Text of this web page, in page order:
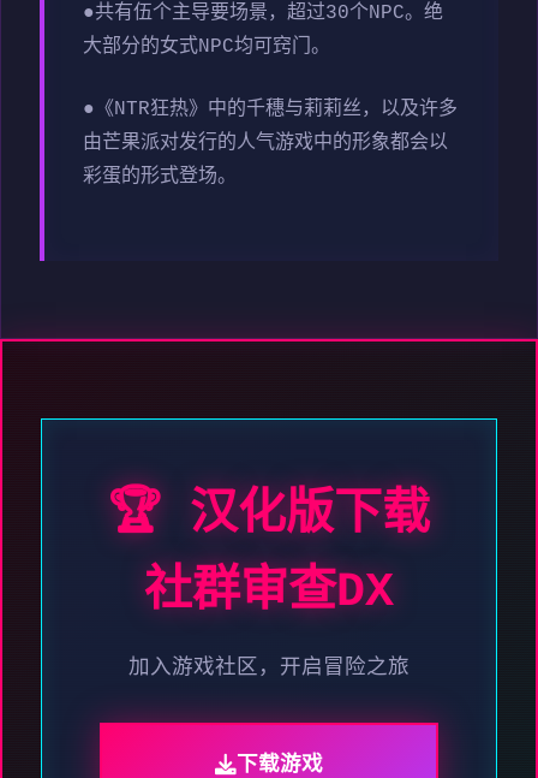
●共有伍个主导要场景，超过30个NPC。绝
大部分的女式NPC均可窍门。
●《NTR狂热》中的千穗与莉莉丝，以及许多
由芒果派对发行的人气游戏中的形象都会以
彩蛋的形式登场。
🏆 汉化版下载
社群审查DX
加入游戏社区，开启冒险之旅
下载游戏